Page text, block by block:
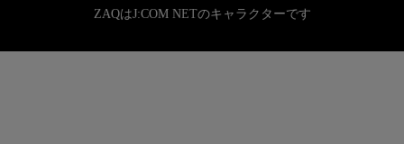
ZAQはJ:COM NETのキャラクターです